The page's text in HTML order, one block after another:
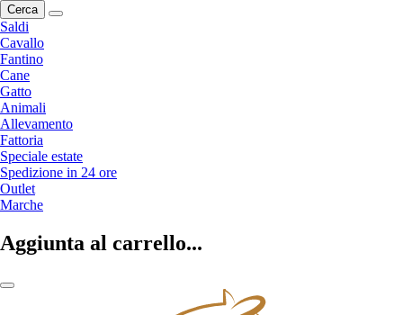
Cerca
Saldi
Cavallo
Fantino
Cane
Gatto
Animali
Allevamento
Fattoria
Speciale estate
Spedizione in 24 ore
Outlet
Marche
Aggiunta al carrello...